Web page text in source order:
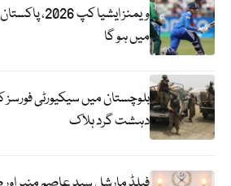
ویمنز ایشیا
میں ہو گا
دہشت گرد ہلاک